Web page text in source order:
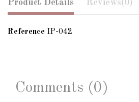
Product Details Reviews(0)
Reference IP-042
Comments (0)